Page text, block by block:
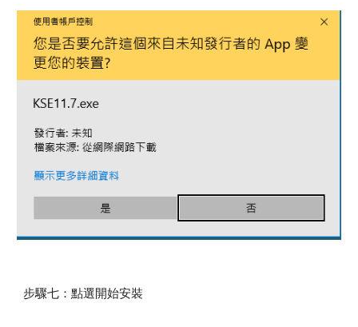
步驟七：點選開始安裝